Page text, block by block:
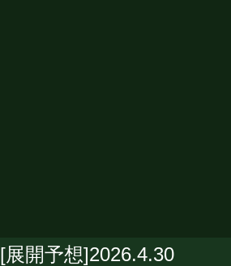
[展開予想]2026.4.30